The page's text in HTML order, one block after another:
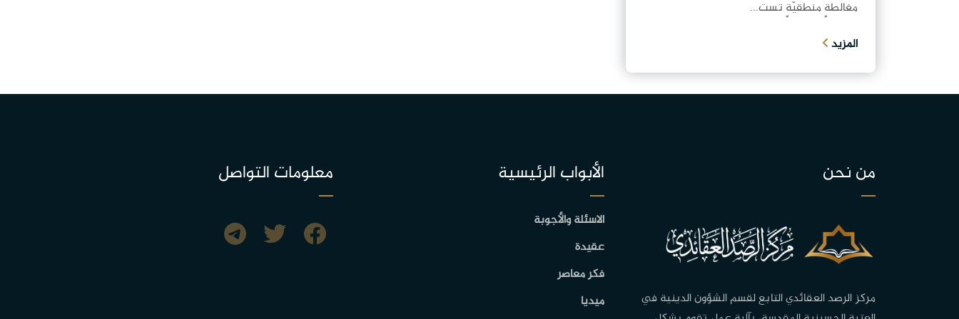
مغالطةٍ منطقيّةٍ تست...
المزيد
من نحن
مركز الرصد العقائدي التابع لقسم الشؤون الدينية في
الأبواب الرئيسية
الاسئلة والأجوبة
عقيدة
فكر معاصر
ميديا
معلومات التواصل